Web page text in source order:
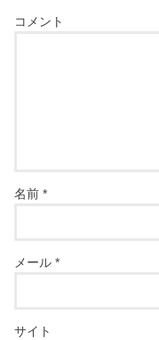
コメント
名前*
メール*
サイト